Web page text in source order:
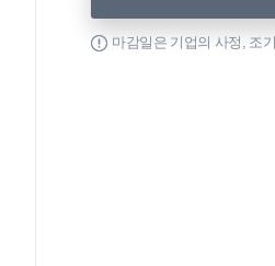
마감일은 기업의 사정, 조